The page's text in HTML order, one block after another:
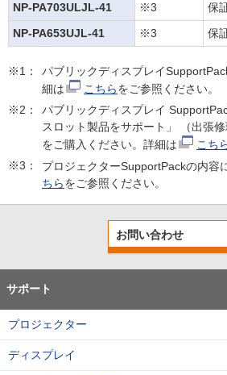
NP-PA703ULJL-41
※3
保
NP-PA653UJL-41
※3 保
※1：
パブリックディスプレイ
細は
こちらをご参照ください。
※2：
パブリックディスプレイ
スロット製品をサポート」 （出張
をご購入ください。詳細は
こち
※3：
プロジェクターSupportPackの内容
ちらをご参照ください。
お問い合わせ
サポート
プロジェクター
ディスプレイ